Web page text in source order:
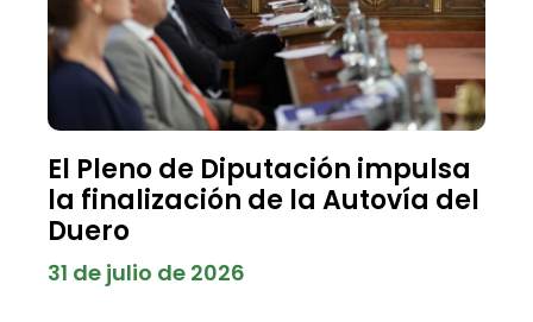
El Pleno de Diputación impulsa
la finalización de la Autovía del
Duero
31 de julio de 2026